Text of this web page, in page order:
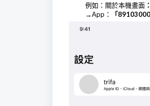
例如：關於本機畫面 ：
→App： 「